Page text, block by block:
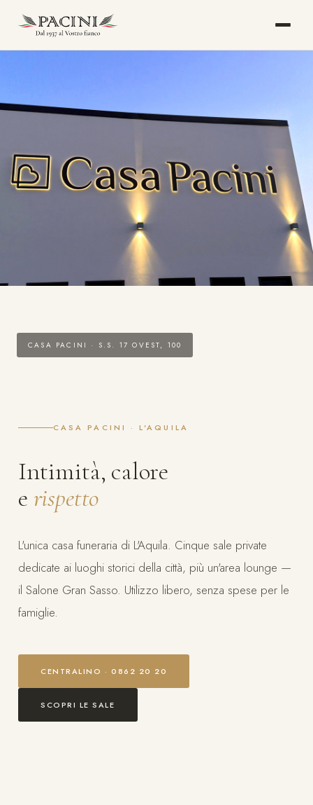
CASA PACINI · S.S. 17 OVEST, 100
CASA PACINI · L'AQUILA
Intimità, calore
e rispetto
L'unica casa funeraria di L'Aquila. Cinque sale private
dedicate ai luoghi storici della città, più un'area lounge —
il Salone Gran Sasso. Utilizzo libero, senza spese per le
famiglie.
CENTRALINO · 0862 20 20
SCOPRI LE SALE